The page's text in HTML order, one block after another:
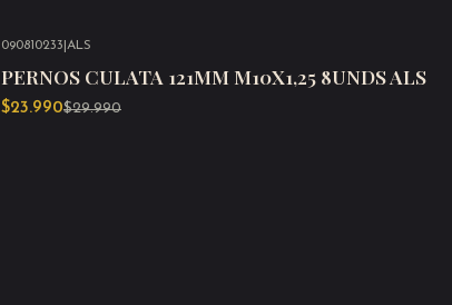
090810233 ALS
PERNOS CULATA 121MM M10X1,25 8UNDS ALS
$23.990$29.990